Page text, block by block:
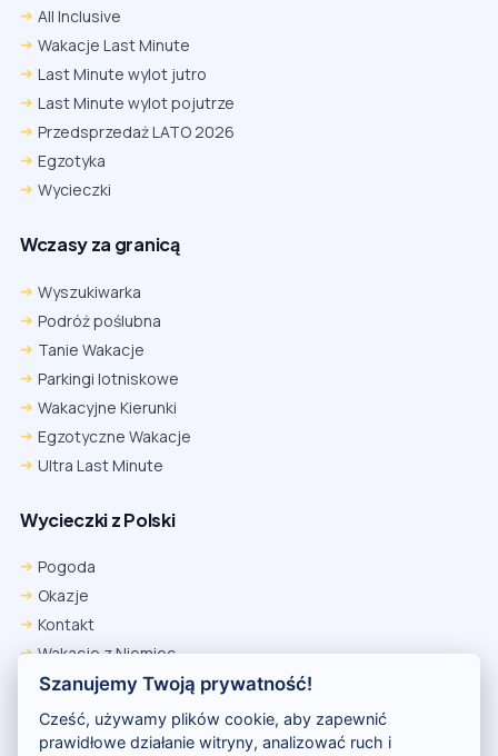
All Inclusive
Wakacje Last Minute
Last Minute wylot jutro
Last Minute wylot pojutrze
Przedsprzedaż LATO 2026
Egzotyka
Wycieczki
Wczasy za granicą
Wyszukiwarka
Podróż poślubna
Tanie Wakacje
Parkingi lotniskowe
Wakacyjne Kierunki
Egzotyczne Wakacje
Ultra Last Minute
Wycieczki z Polski
Pogoda
Okazje
Kontakt
Wakacje z Niemiec
Polityka Prywatności
Wakacje w Egipcie
Rankingi hoteli
Szanujemy Twoją prywatność!
Cześć, używamy plików cookie, aby zapewnić
prawidłowe działanie witryny, analizować ruch i